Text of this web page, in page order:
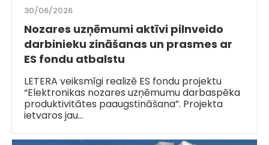
30/06/2026
Nozares uzņēmumi aktīvi pilnveido
darbinieku zināšanas un prasmes ar
ES fondu atbalstu
LETERA veiksmīgi realizē ES fondu projektu
“Elektronikas nozares uzņēmumu darbaspēka
produktivitātes paaugstināšana”. Projekta
ietvaros jau…